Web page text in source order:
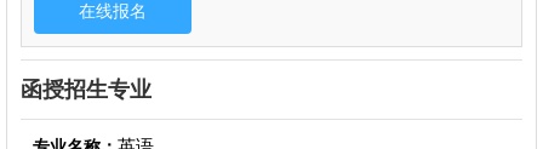
函授招生专业